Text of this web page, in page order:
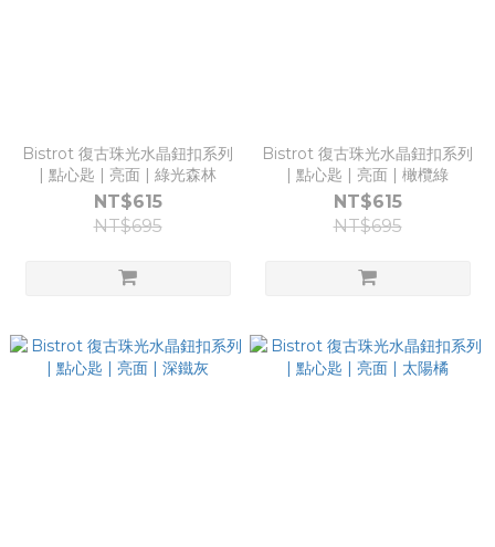
Bistrot 復古珠光水晶鈕扣系列
| 點心匙 | 亮面 | 綠光森林
NT$615
NT$695
Bistrot 復古珠光水晶鈕扣系列
| 點心匙 | 亮面 | 橄欖綠
NT$615
NT$695